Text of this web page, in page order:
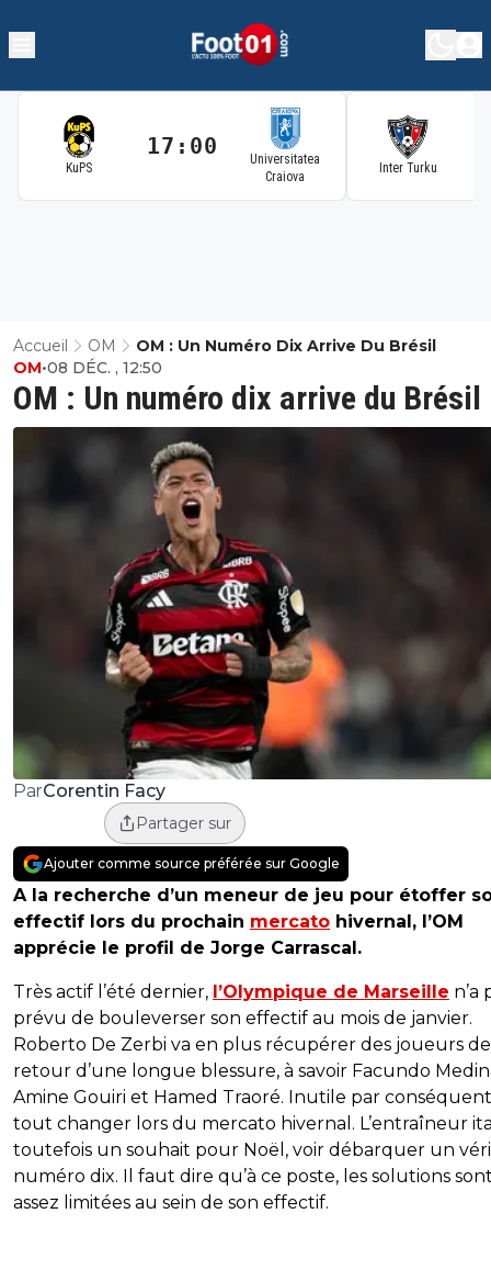
KuPS
17:00
Universitatea
Craiova
Inter Turku
Accueil OM OM : Un Numéro Dix Arrive Du Brésil
OM : Un numéro dix arrive du Brésil
OM•08 DÉC. , 12:50
ParCorentin Facy
Partager sur
Ajouter comme source préférée sur Google
A la recherche d’un meneur de jeu pour étoffer
effectif lors du prochain mercato hivernal, l’OM
apprécie le profil de Jorge Carrascal.
Très actif l’été dernier, l’Olympique de Marseille n’a
prévu de bouleverser son effectif au mois de janvier.
Roberto De Zerbi va en plus récupérer des joueurs de
retour d’une longue blessure, à savoir Facundo
Amine Gouiri et Hamed Traoré. Inutile par
tout changer lors du mercato hivernal. L’entraîneur
toutefois un souhait pour Noël, voir débarquer un
numéro dix. Il faut dire qu’à ce poste, les solutions
assez limitées au sein de son effectif.